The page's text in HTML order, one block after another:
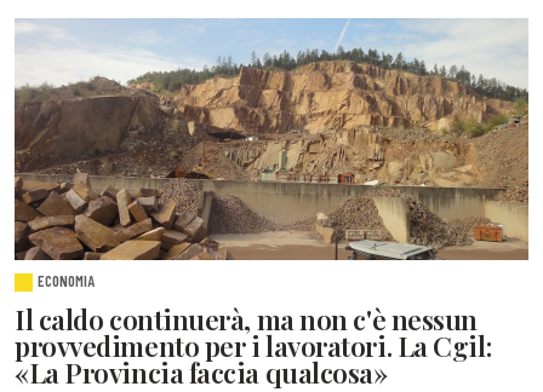
ECONOMIA
Il caldo continuerà, ma non c'è nessun
provvedimento per i lavoratori. La Cgil:
«La Provincia faccia qualcosa»